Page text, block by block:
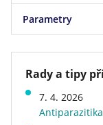
Přírodní
Parametry
Parametry
Značka
Druh podestýlky
Stáří kočky
Rady a tipy
7. 4. 2026